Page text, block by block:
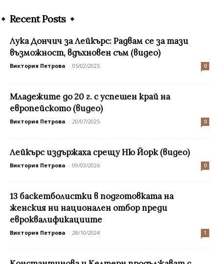
Recent Posts
Лука Дончич за Лейкърс: Радвам се за тази
възможност, вдъхновен съм (видео)
Виктория Петрова - 05/02/2025 0
Младежите до 20 г. с успешен край на
европейското (видео)
Виктория Петрова - 20/07/2025 0
Лейкърс издържаха срещу Ню Йорк (видео)
Виктория Петрова - 09/03/2026 0
13 баскетболистки в подготовката на
женския ни национален отбор преди
евроквалификациите
Виктория Петрова - 28/10/2024 1